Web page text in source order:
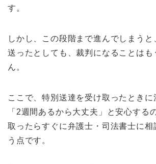
す。
しかし、この段階まで進んでしまうと
送ったとしても、裁判になることはも
ん。
ここで、特別送達を受け取ったときに
「2週間あるから大丈夫」と安心する
取ったらすぐに弁護士・司法書士に相
う点です。